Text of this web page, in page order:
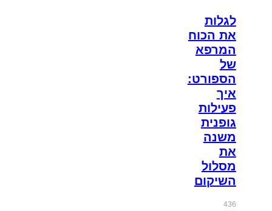
לגלות
את הכוח
המרפא
של
הספורט:
איך
פעילות
גופנית
משנה
את
מסלול
השיקום
436